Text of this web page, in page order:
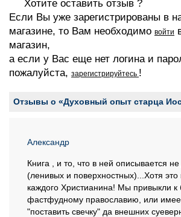
Хотите оставить отзыв ?
Если Вы уже зарегистрированы в
магазине, то Вам необходимо войти
магазин,
а если у Вас еще нет логина и
пожалуйста, зарегистрируйтесь !
Отзывы о «Духовный опыт старца
Александр
Книга , и то, что в ней описывается
(ленивых и поверхностных)...Хотя это
каждого Христианина! Мы привыкли к
фастфудному православию, или
"поставить свечку" да внешних